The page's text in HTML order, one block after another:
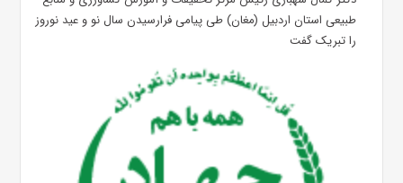
طبیعی استان اردبیل (مغان) طی پیامی فرارسیدن سال نو و عید نوروز
را تبریک گفت